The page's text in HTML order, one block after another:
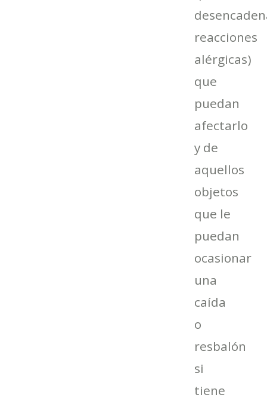
reacciones
alérgicas)
que
puedan
afectarlo
y de
aquellos
objetos
que le
puedan
ocasionar
una
caída
o
resbalón
si
tiene